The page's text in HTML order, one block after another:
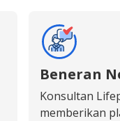
Beneran
Konsultan
memberikan